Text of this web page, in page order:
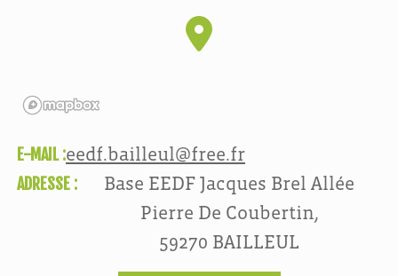
E-MAIL :eedf.bailleul@free.fr
ADRESSE :
Base EEDF Jacques Brel Allée
Pierre De Coubertin,
59270 BAILLEUL